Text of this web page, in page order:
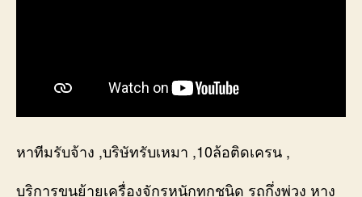
หาทีมรับจ้าง ,บริษัทรับเหมา ,10ล้อติดเครน ,
บริการขนย้ายเครื่องจักรหนักทุกชนิด รถกึ่งพ่วง หาง